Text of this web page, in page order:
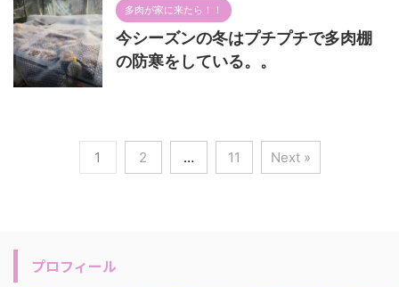
多肉が家に来たら！！
今シーズンの冬はプチプチで多肉棚
の防寒をしている。。
1 2 … 11 Next »
プロフィール